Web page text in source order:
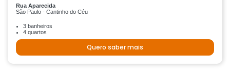
Rua Aparecida
São Paulo - Cantinho do Céu
3 banheiros
4 quartos
Quero saber mais